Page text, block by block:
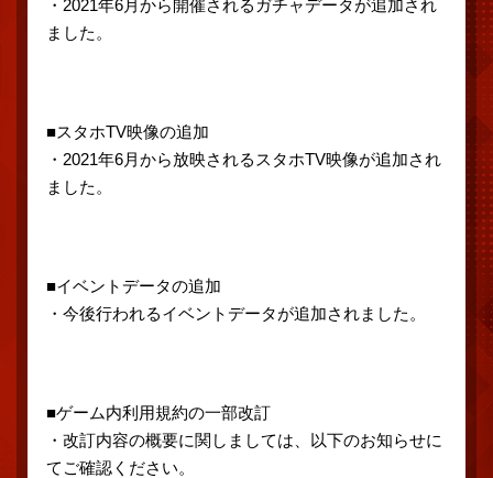
・2021年6月から開催されるガチャデータが追加され
ました。
■スタホTV映像の追加
・2021年6月から放映されるスタホTV映像が追加され
ました。
■イベントデータの追加
・今後行われるイベントデータが追加されました。
■ゲーム内利用規約の一部改訂
・改訂内容の概要に関しましては、以下のお知らせに
てご確認ください。